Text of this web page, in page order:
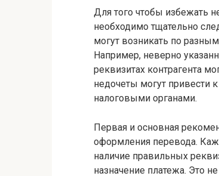
Для того чтобы избежать
необходимо тщательно
могут возникать по
Например, неверно
реквизитах контрагента
недочеты могут привести
налоговыми органами.
Первая и основная
оформления перевода.
наличие правильных
назначение платежа. Это